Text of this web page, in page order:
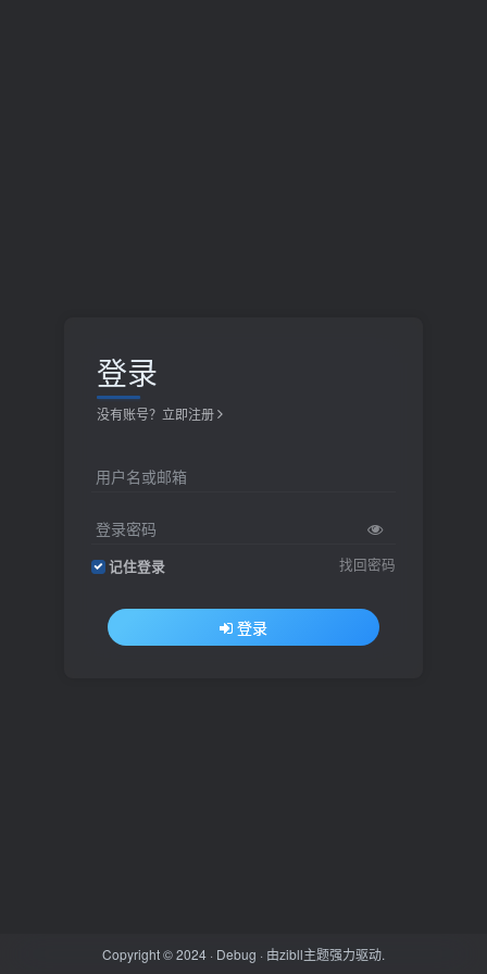
登录
没有账号？立即注册
用户名或邮箱
登录密码
记住登录 找回密码
登录
Copyright © 2024 · Debug · 由zibll主题强力驱动.